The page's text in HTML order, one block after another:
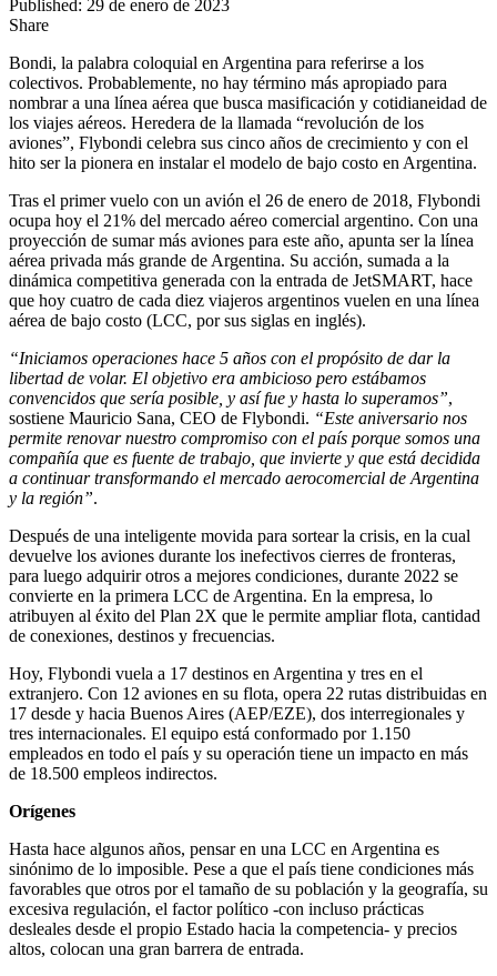
Published: 29 de enero de 2023
Share
Bondi, la palabra coloquial en Argentina para referirse a los
colectivos. Probablemente, no hay término más apropiado para
nombrar a una línea aérea que busca masificación y cotidianeidad de
los viajes aéreos. Heredera de la llamada “revolución de los
aviones”, Flybondi celebra sus cinco años de crecimiento y con el
hito ser la pionera en instalar el modelo de bajo costo en Argentina.
Tras el primer vuelo con un avión el 26 de enero de 2018, Flybondi
ocupa hoy el 21% del mercado aéreo comercial argentino. Con una
proyección de sumar más aviones para este año, apunta ser la línea
aérea privada más grande de Argentina. Su acción, sumada a la
dinámica competitiva generada con la entrada de JetSMART, hace
que hoy cuatro de cada diez viajeros argentinos vuelen en una línea
aérea de bajo costo (LCC, por sus siglas en inglés).
“Iniciamos operaciones hace 5 años con el propósito de dar la
libertad de volar. El objetivo era ambicioso pero estábamos
convencidos que sería posible, y así fue y hasta lo superamos”,
sostiene Mauricio Sana, CEO de Flybondi. “Este aniversario nos
permite renovar nuestro compromiso con el país porque somos una
compañía que es fuente de trabajo, que invierte y que está decidida
a continuar transformando el mercado aerocomercial de Argentina
y la región”.
Después de una inteligente movida para sortear la crisis, en la cual
devuelve los aviones durante los inefectivos cierres de fronteras,
para luego adquirir otros a mejores condiciones, durante 2022 se
convierte en la primera LCC de Argentina. En la empresa, lo
atribuyen al éxito del Plan 2X que le permite ampliar flota, cantidad
de conexiones, destinos y frecuencias.
Hoy, Flybondi vuela a 17 destinos en Argentina y tres en el
extranjero. Con 12 aviones en su flota, opera 22 rutas distribuidas en
17 desde y hacia Buenos Aires (AEP/EZE), dos interregionales y
tres internacionales. El equipo está conformado por 1.150
empleados en todo el país y su operación tiene un impacto en más
de 18.500 empleos indirectos.
Orígenes
Hasta hace algunos años, pensar en una LCC en Argentina es
sinónimo de lo imposible. Pese a que el país tiene condiciones más
favorables que otros por el tamaño de su población y la geografía, su
excesiva regulación, el factor político -con incluso prácticas
desleales desde el propio Estado hacia la competencia- y precios
altos, colocan una gran barrera de entrada.